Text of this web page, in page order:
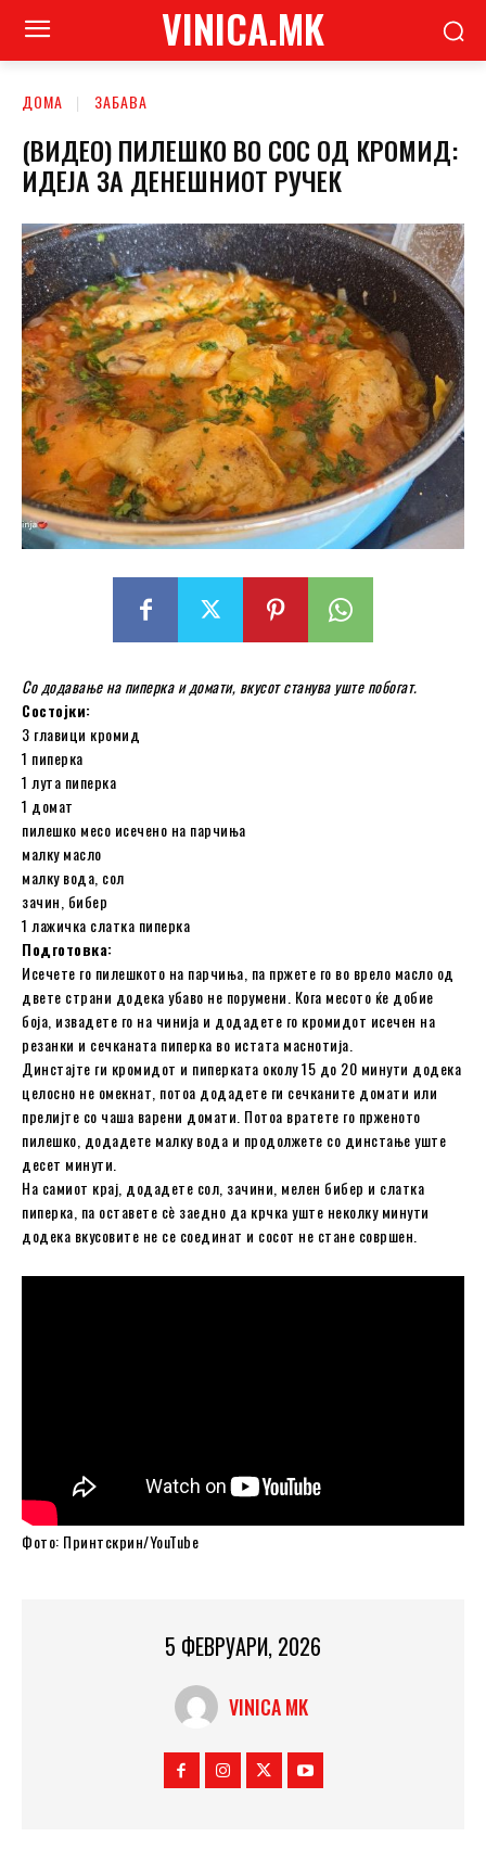
VINICA.MK
ДОМА ЗАБАВА
(ВИДЕО) ПИЛЕШКО ВО СОС ОД КРОМИД:
ИДЕЈА ЗА ДЕНЕШНИОТ РУЧЕК
Со додавање на пиперка и домати, вкусот станува уште побогат.
Состојки:
3 главици кромид
1 пиперка
1 лута пиперка
1 домат
пилешко месо исечено на парчиња
малку масло
малку вода, сол
зачин, бибер
1 лажичка слатка пиперка
Подготовка:
Исечете го пилешкото на парчиња, па пржете го во врело масло од
двете страни додека убаво не порумени. Кога месото ќе добие
боја, извадете го на чинија и додадете го кромидот исечен на
резанки и сечканата пиперка во истата маснотија.
Динстајте ги кромидот и пиперката околу 15 до 20 минути додека
целосно не омекнат, потоа додадете ги сечканите домати или
прелијте со чаша варени домати. Потоа вратете го прженото
пилешко, додадете малку вода и продолжете со динстање уште
десет минути.
На самиот крај, додадете сол, зачини, мелен бибер и слатка
пиперка, па оставете сè заедно да крчка уште неколку минути
додека вкусовите не се соединат и сосот не стане совршен.
Фото: Принтскрин/YouTube
5 ФЕВРУАРИ, 2026
VINICA MK